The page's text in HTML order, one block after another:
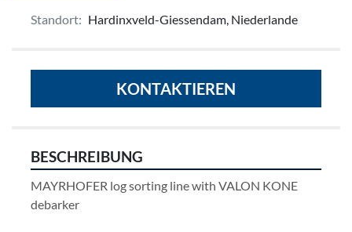
Standort: Hardinxveld-Giessendam, Niederlande
KONTAKTIEREN
BESCHREIBUNG
MAYRHOFER log sorting line with VALON KONE
debarker